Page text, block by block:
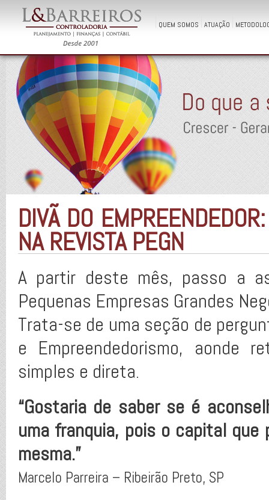
QUEM SOMOS ATUAÇÃO
DIVÃ DO
NA REVISTA PEGN
A partir deste mês, passo a
Pequenas Empresas Grandes
Trata-se de uma seção de
e Empreendedorismo, aonde
simples e direta.
“Gostaria de saber se é
uma franquia, pois o capital
mesma.”
Marcelo Parreira – Ribeirão Preto, SP